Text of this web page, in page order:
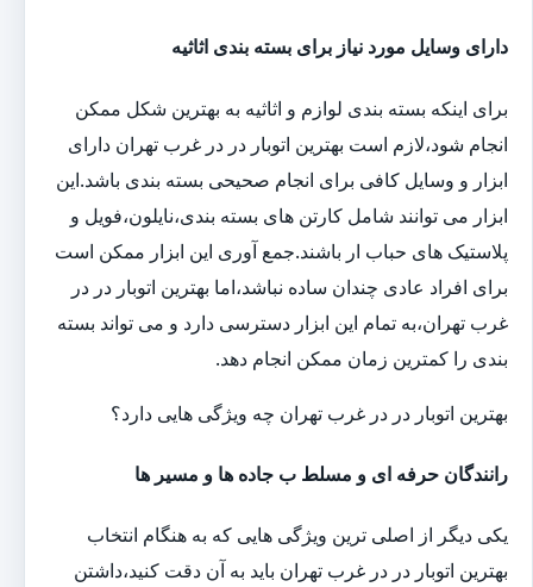
دارای وسایل مورد نیاز برای بسته بندی اثاثیه
برای اینکه بسته بندی لوازم و اثاثیه به بهترین شکل ممکن
انجام شود،لازم است بهترین اتوبار در در غرب تهران دارای
ابزار و وسایل کافی برای انجام صحیحی بسته بندی باشد.این
ابزار می توانند شامل کارتن های بسته بندی،نایلون،فویل و
پلاستیک های حباب ار باشند.جمع آوری این ابزار ممکن است
برای افراد عادی چندان ساده نباشد،اما بهترین اتوبار در در
غرب تهران،به تمام این ابزار دسترسی دارد و می تواند بسته
بندی را کمترین زمان ممکن انجام دهد.
بهترین اتوبار در در غرب تهران چه ویژگی هایی دارد؟
رانندگان حرفه ای و مسلط ب جاده ها و مسیر ها
یکی دیگر از اصلی ترین ویژگی هایی که به هنگام انتخاب
بهترین اتوبار در در غرب تهران باید به آن دقت کنید،داشتن